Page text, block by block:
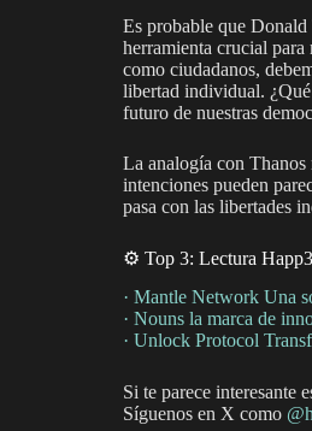
Es probable que Donald
herramienta crucial
como ciudadanos,
libertad individual. ¿Qué
futuro de nuestras
La analogía con Thanos
intenciones pueden
pasa con las libertades
⚙️ Top 3: Lectura
· Mantle Network Una
· Nouns la marca de
· Unlock Protocol
Si te parece interesante
Síguenos en X como